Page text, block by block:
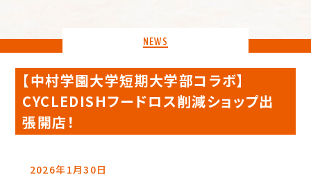
NEWS
【中村学園大学短期大学部コラボ】
CYCLEDISHフードロス削減ショップ出
張開店！
2026年1月30日